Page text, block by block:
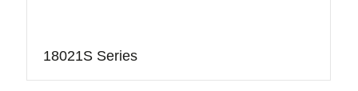
18021S Series